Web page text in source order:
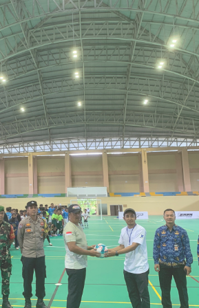
Merti Dusun
Kawasan Wisata
2026-07-26